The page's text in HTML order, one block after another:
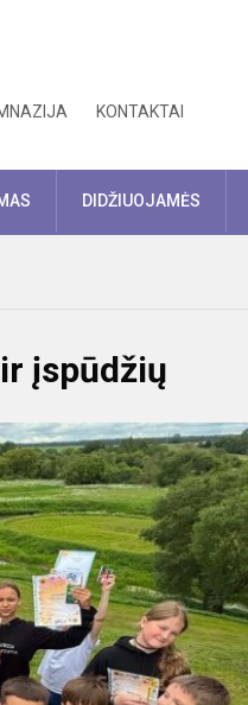
KONTAKTAI
DIDŽIUOJAMĖS
įspūdžių